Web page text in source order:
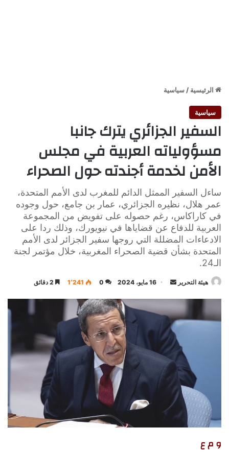
الرئيسية / سياسية
سياسية
السفير الجزائري يترك جانبا
مسؤولياته العربية في مجلس
الأمن لخدمة أجندته حول الصحراء
ساءل السفير الممثل الدائم للمغرب لدى الأمم المتحدة،
عمر هلال، نظيره الجزائري، عمار بن جامع، حول وجوده
في كاراكاس، رغم حصوله على تفويض من المجموعة
العربية للدفاع عن قضاياها في نيويورك، وذلك ردا على
الادعاءات المضللة التي روجها سفير الجزائر لدى الأمم
المتحدة بشأن قضية الصحراء المغربية، خلال مؤتمر لجنة
الـ24.
هيئة التحرير
أرسل 16 مايو، 2024 0 1٬241
و م ع